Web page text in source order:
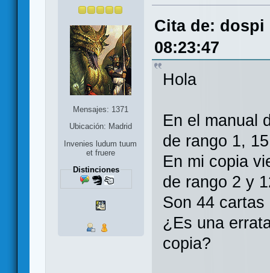
Mensajes: 1371
Ubicación: Madrid
Invenies ludum tuum
et fruere
Distinciones
Cita de: dospi
08:23:47
Hola
En el manual
de rango 1,
En mi copia
de rango 2 y
Son 44
¿Es una
copia?